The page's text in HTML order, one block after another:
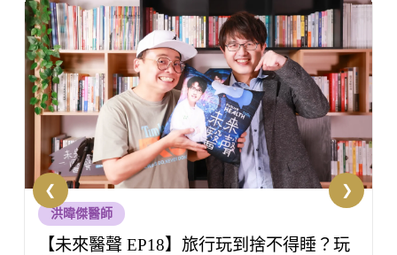
生技人知初
【生技人知初 EP53】壓力大但不知道該怎